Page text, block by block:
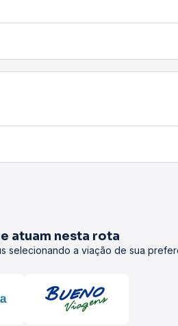
atuam nesta rota
selecionando a viação de sua